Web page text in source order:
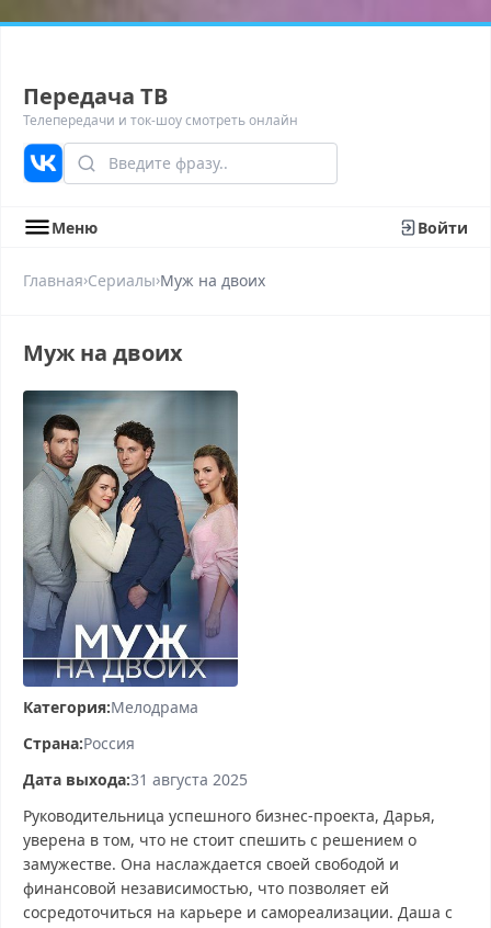
Передача ТВ
Телепередачи и ток-шоу смотреть онлайн
Меню Войти
Главная›Сериалы›Муж на двоих
Муж на двоих
Категория:Мелодрама
Страна:Россия
Дата выхода:31 августа 2025
Руководительница успешного бизнес-проекта, Дарья,
уверена в том, что не стоит спешить с решением о
замужестве. Она наслаждается своей свободой и
финансовой независимостью, что позволяет ей
сосредоточиться на карьере и самореализации. Даша с